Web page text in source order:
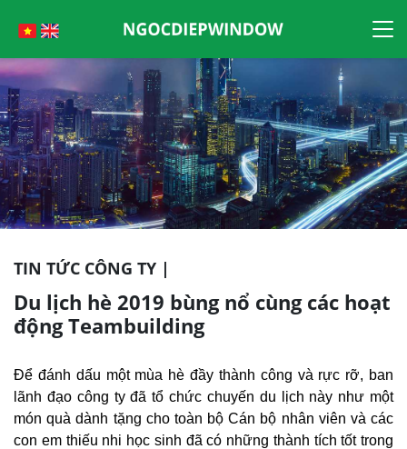
to
content
TIN TỨC CÔNG TY |
Du lịch hè 2019 bùng nổ cùng các hoạt
động Teambuilding
Để đánh dấu một mùa hè đầy thành công và rực rỡ, ban
lãnh đạo công ty đã tổ chức chuyến du lịch này như một
món quà dành tặng cho toàn bộ Cán bộ nhân viên và các
con em thiếu nhi học sinh đã có những thành tích tốt trong